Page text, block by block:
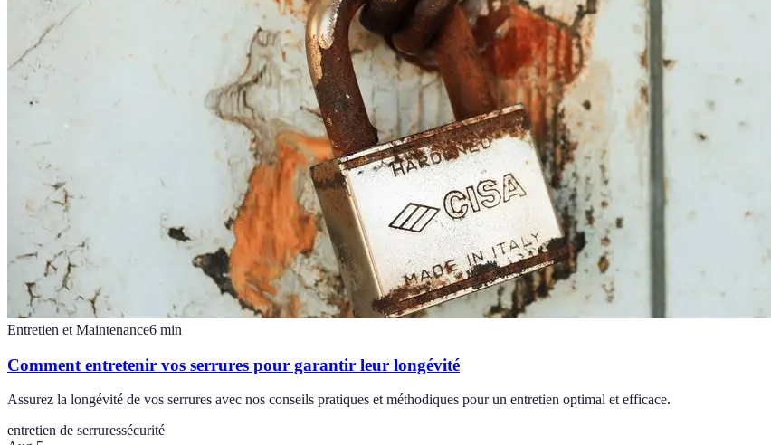
Entretien et Maintenance6 min
Comment entretenir vos serrures pour garantir leur longévité
Assurez la longévité de vos serrures avec nos conseils pratiques et méthodiques pour un entretien optimal et efficace.
entretien de serruressécurité